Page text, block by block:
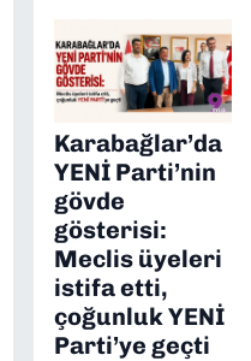
Karabağlar’da
YENİ Parti’nin
gövde
gösterisi:
Meclis üyeleri
istifa etti,
çoğunluk YENİ
Parti’ye geçti